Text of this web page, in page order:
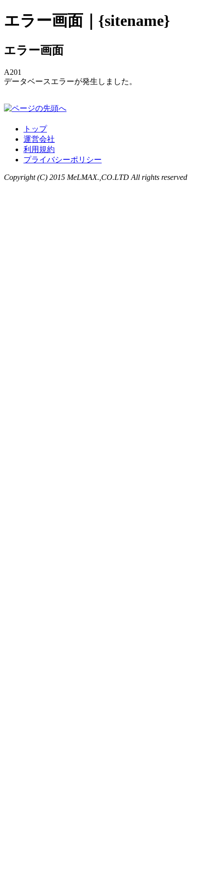
エラー画面｜{sitename}
エラー画面
A201
データベースエラーが発生しました。
トップ
運営会社
利用規約
プライバシーポリシー
Copyright (C) 2015 MeLMAX.,CO.LTD All rights reserved